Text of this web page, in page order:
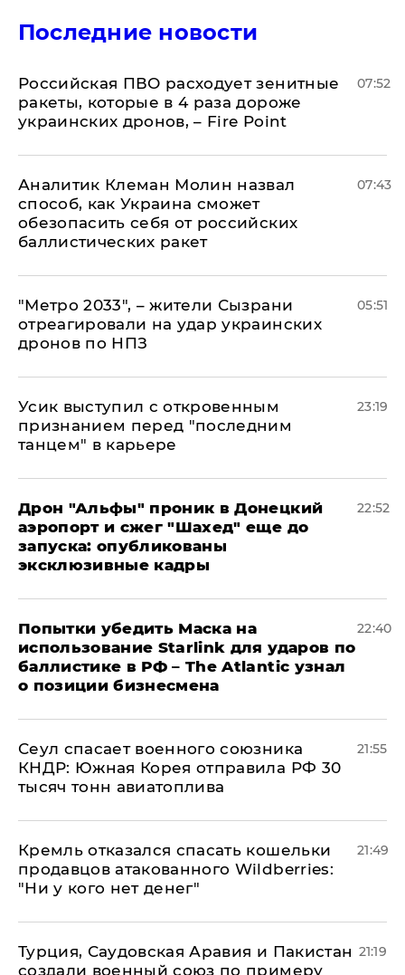
Последние новости
Российская ПВО расходует зенитные
ракеты, которые в 4 раза дороже
украинских дронов, – Fire Point
07:52
Аналитик Клеман Молин назвал
способ, как Украина сможет
обезопасить себя от российских
баллистических ракет
07:43
"Метро 2033", – жители Сызрани
отреагировали на удар украинских
дронов по НПЗ
05:51
Усик выступил с откровенным
признанием перед "последним
танцем" в карьере
23:19
Дрон "Альфы" проник в Донецкий
аэропорт и сжег "Шахед" еще до
запуска: опубликованы
эксклюзивные кадры
22:52
Попытки убедить Маска на
использование Starlink для ударов по
баллистике в РФ – The Atlantic узнал
о позиции бизнесмена
22:40
​Сеул спасает военного союзника
КНДР: Южная Корея отправила РФ 30
тысяч тонн авиатоплива
21:55
Кремль отказался спасать кошельки
продавцов атакованного Wildberries:
"Ни у кого нет денег"
21:49
Турция, Саудовская Аравия и Пакистан
создали военный союз по примеру
21:19